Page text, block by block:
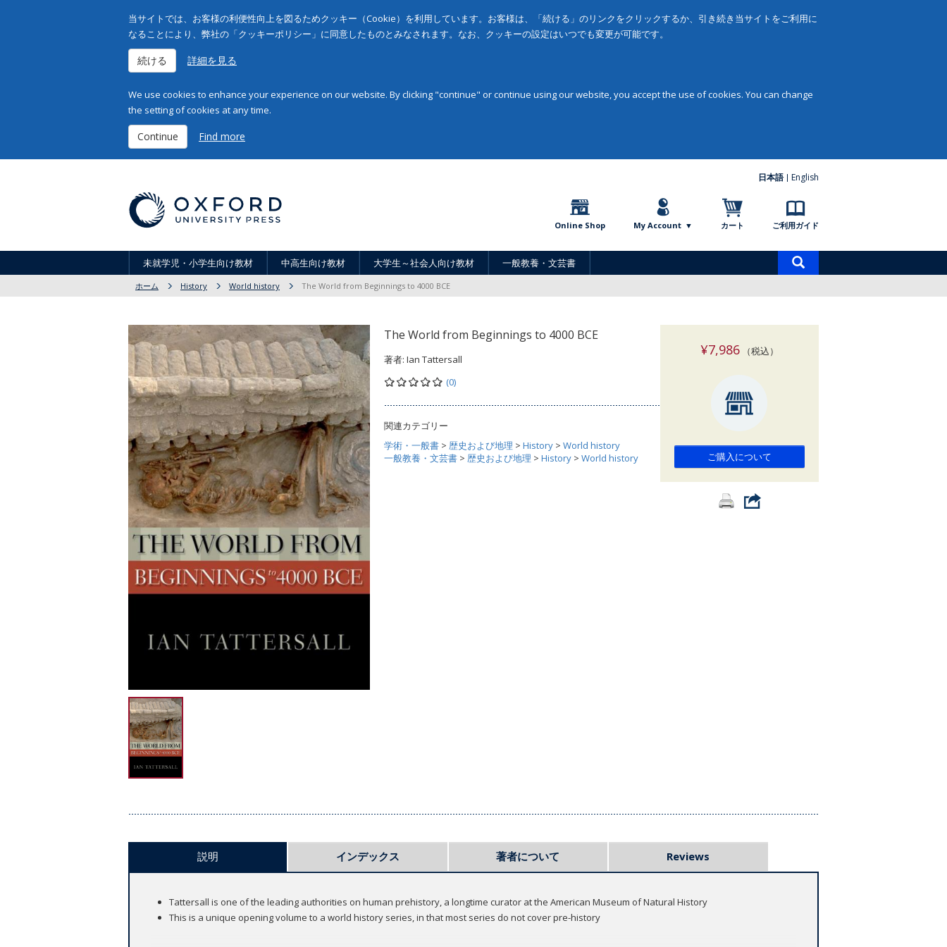
当サイトでは、お客様の利便性向上を図るためクッキー（Cookie）を利用しています。お客様は、「続ける」のリンクをクリックするか、引き続き当サイトをご利用に
なることにより、弊社の「クッキーポリシー」に同意したものとみなされます。なお、クッキーの設定はいつでも変更が可能です。
続ける 詳細を見る
We use cookies to enhance your experience on our website. By clicking "continue" or continue using our website, you accept the use of cookies. You can change
the setting of cookies at any time.
Continue Find more
日本語 English
Online Shop My Account カート ご利用ガイド
未就学児・小学生向け教材 中高生向け教材 大学生～社会人向け教材 一般教養・文芸書
索
ホーム History World history The World from Beginnings to 4000 BCE
The World from Beginnings to 4000 BCE
著者: Ian Tattersall
(0)
関連カテゴリー
学術・一般書 > 歴史および地理 > History > World history
一般教養・文芸書 > 歴史および地理 > History > World history
¥7,986（税込）
ご購入について
説明 インデックス 著者について Reviews
Tattersall is one of the leading authorities on human prehistory, a longtime curator at the American Museum of Natural History
This is a unique opening volume to a world history series, in that most series do not cover pre-history